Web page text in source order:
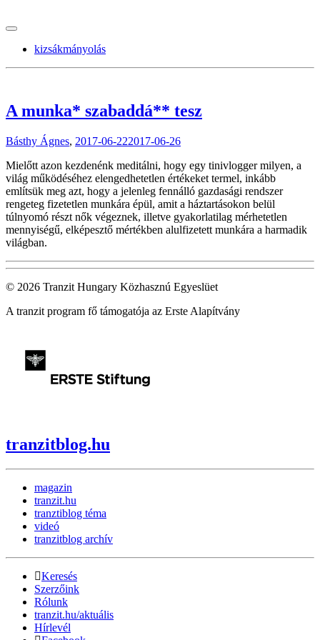
kizsákmányolás
A munka* szabaddá** tesz
Básthy Ágnes, 2017-06-222017-06-26
Mielőtt azon kezdenénk meditálni, hogy egy tinivlogger milyen, a
világ működéséhez elengedhetetlen értékeket termel, inkább
említsük meg azt, hogy a jelenleg fennálló gazdasági rendszer
rengeteg fizetetlen munkára épül, amit a háztartásokon belül
túlnyomó részt nők végeznek, illetve gyakorlatilag mérhetetlen
mennyiségű, elképesztő mértékben alulfizetett munkára a harmadik
világban.
© 2026 Tranzit Hungary Közhasznú Egyeslüet
A tranzit program fő támogatója az Erste Alapítvány
tranzitblog.hu
magazin
tranzit.hu
tranztiblog téma
videó
tranzitblog archív
Keresés
Szerzőink
Rólunk
tranzit.hu/aktuális
Hírlevél